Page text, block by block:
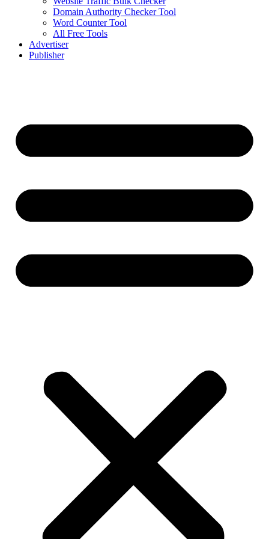
Domain Authority Checker Tool
Word Counter Tool
All Free Tools
Advertiser
Publisher